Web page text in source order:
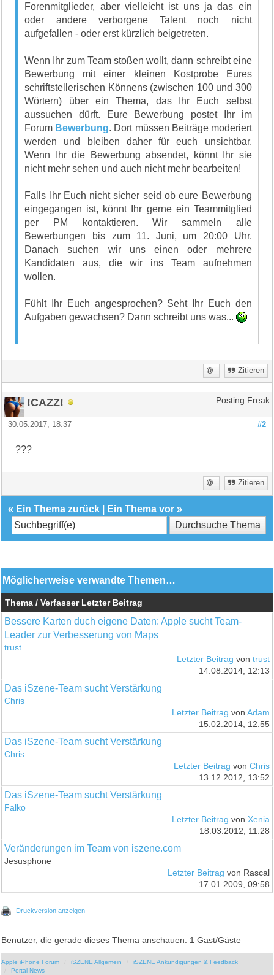
Forenmitglieder, aber vielleicht ist uns ja das ein
oder andere verborgene Talent noch nicht
aufgefallen - oder erst kürzlich beigetreten.
Wenn Ihr zum Team stoßen wollt, dann schreibt eine
Bewerbung mit einer kleinen Kostprobe Eures
schriftstellerischen Könnens (zwischen 100 und 300
Wörtern) über ein Thema, das Ihr Euch selbst
aussuchen dürft. Eure Bewerbung postet Ihr im
Forum Bewerbung. Dort müssen Beiträge moderiert
werden und bleiben daher für euch unsichtbar.
Wenn Ihr die Bewerbung absendet, könnt Ihr sie
nicht mehr sehen und auch nicht mehr bearbeiten!
Falls Ihr Euch nicht sicher seid ob eure Bewerbung
eingegangen ist, könnt Ihr gerne ein Teammitglied
per PM kontaktieren. Wir sammeln alle
Bewerbungen bis zum 11. Juni, um 20:00 Uhr.
Danach suchen wir uns einen oder mehrere
Kandidaten aus, die wir ins Team aufnehmen
wollen.
Fühlt Ihr Euch angesprochen? Seht Ihr Euch den
Aufgaben gewachsen? Dann schreibt uns was...
Zitieren
!CAZZ! Posting Freak
#2
30.05.2017, 18:37
???
Zitieren
« Ein Thema zurück Ein Thema vor »
Möglicherweise verwandte Themen…
Thema / Verfasser Letzter Beitrag
Bessere Karten duch eigene Daten: Apple sucht Team-
Leader zur Verbesserung von Maps
trust
Letzter Beitrag von trust
14.08.2014, 12:13
Das iSzene-Team sucht Verstärkung
Chris
Letzter Beitrag von Adam
15.02.2014, 12:55
Das iSzene-Team sucht Verstärkung
Chris
Letzter Beitrag von Chris
13.12.2012, 13:52
Das iSzene-Team sucht Verstärkung
Falko
Letzter Beitrag von Xenia
18.03.2012, 11:28
Veränderungen im Team von iszene.com
Jesusphone
Letzter Beitrag von Rascal
17.01.2009, 09:58
Druckversion anzeigen
Benutzer, die gerade dieses Thema anschauen: 1 Gast/Gäste
Apple iPhone Forum iSZENE Allgemein
iSZENE Ankündigungen & Feedback
Portal News